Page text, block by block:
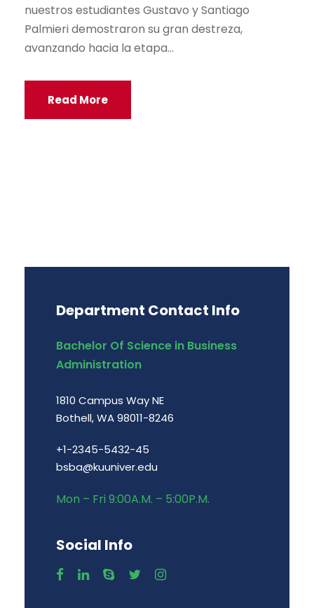
nuestros estudiantes Gustavo y Santiago
Palmieri demostraron su gran destreza,
avanzando hacia la etapa...
Read More
Department Contact Info
Bachelor Of Science in Business
Administration
1810 Campus Way NE
Bothell, WA 98011-8246
+1-2345-5432-45
bsba@kuuniver.edu
Mon – Fri 9:00A.M. – 5:00P.M.
Social Info